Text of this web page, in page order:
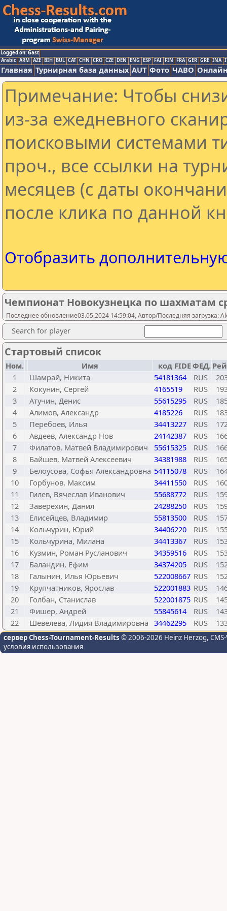
Logged on: Gast
Arabic ARM AZE BIH BUL CAT CHN CRO CZE DEN ENG ESP FAI FIN FRA GER GRE INA
Главная Турнирная база данных AUT Фото ЧАВО
Примечание: Чтобы
из-за ежедневного
поисковыми системами
проч., все ссылки на
месяцев (с даты
после клика по данной
Отобразить
Чемпионат Новокузнецка по шахматам
Последнее обновление03.05.2024 14:59:04, Автор/Последняя загрузка:
Search for player
Стартовый список
Ном. Имя код FIDEФЕД.
1
Шамрай, Никита 54181364 RUS
2
Кокунин, Сергей 4165519 RUS
3
Атучин, Денис 55615295 RUS
4
Алимов, Александр 4185226 RUS
5
Перебоев, Илья 34413227 RUS
6
Авдеев, Александр Нов 24142387 RUS
7
Филатов, Матвей Владимирович 55615325 RUS
8
Байшев, Матвей Алексеевич 34381988 RUS
9
Белоусова, Софья Александровна 54115078 RUS
10
Горбунов, Максим 34411550 RUS
11
Гилев, Вячеслав Иванович 55688772 RUS
12
Заверехин, Данил 24288250 RUS
13
Елисейцев, Владимир 55813500 RUS
14
Кольчурин, Юрий 34406220 RUS
15
Кольчурина, Милана 34413367 RUS
16
Кузмин, Роман Русланович 34359516 RUS
17
Баландин, Ефим 34374205 RUS
18
Галынин, Илья Юрьевич 522008667 RUS
19
Крупчатников, Ярослав 522001883 RUS
20
Голбан, Станислав 522001875 RUS
21
Фишер, Андрей 55845614 RUS
22
Шевелева, Лидия Владимировна 34462295 RUS
сервер Chess-Tournament-Results © 2006-2026 Heinz Herzog,
условия использования